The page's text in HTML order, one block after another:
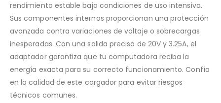
rendimiento estable bajo condiciones de uso intensivo.
Sus componentes internos proporcionan una protección
avanzada contra variaciones de voltaje o sobrecargas
inesperadas. Con una salida precisa de 20V y 3.25A, el
adaptador garantiza que tu computadora reciba la
energía exacta para su correcto funcionamiento. Confía
en la calidad de este cargador para evitar riesgos
técnicos comunes.